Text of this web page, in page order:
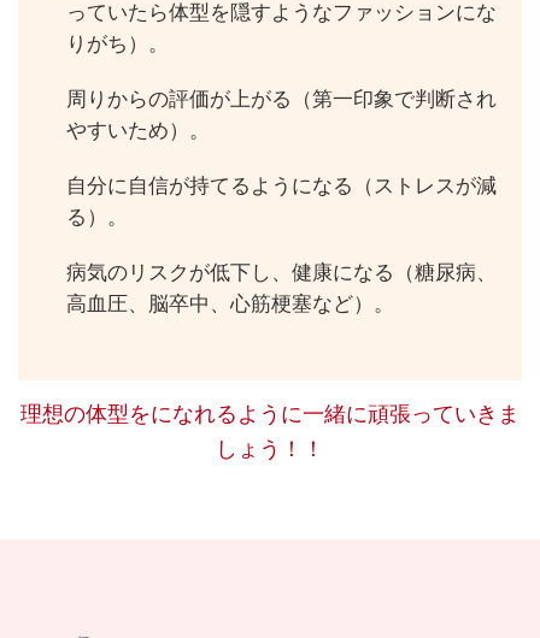
っていたら体型を隠すようなファッションにな
りがち）。
周りからの評価が上がる（第一印象で判断され
やすいため）。
自分に自信が持てるようになる（ストレスが減
る）。
病気のリスクが低下し、健康になる（糖尿病、
高血圧、脳卒中、心筋梗塞など）。
理想の体型をになれるように一緒に頑張っていきま
しょう！！